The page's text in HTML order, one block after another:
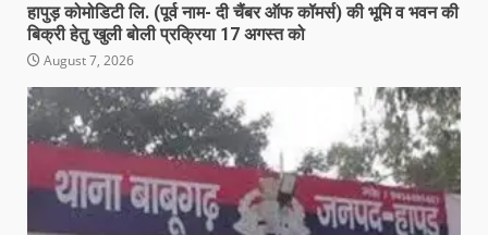
हापुड़ कोमोडिटी लि. (पूर्व नाम- दी चैंबर ऑफ कॉमर्स) की भूमि व भवन की
बिक्री हेतु खुली बोली प्रक्रिया 17 अगस्त को
August 7, 2026